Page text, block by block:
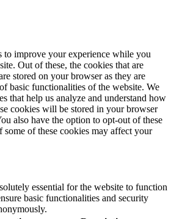
to improve your experience while you
Out of these, the cookies that are
stored on your browser as they are
basic functionalities of the website. We
that help us analyze and understand how
cookies will be stored in your browser
also have the option to opt-out of these
of these cookies may affect your
essential for the website to function
basic functionalities and security